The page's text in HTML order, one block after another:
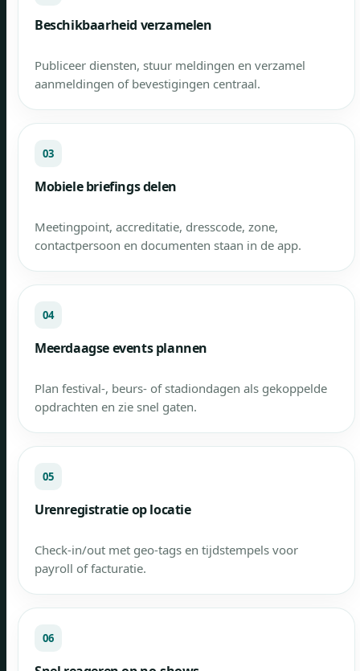
Beschikbaarheid verzamelen
Publiceer diensten, stuur meldingen en verzamel
aanmeldingen of bevestigingen centraal.
03
Mobiele briefings delen
Meetingpoint, accreditatie, dresscode, zone,
contactpersoon en documenten staan in de app.
04
Meerdaagse events plannen
Plan festival-, beurs- of stadiondagen als gekoppelde
opdrachten en zie snel gaten.
05
Urenregistratie op locatie
Check-in/out met geo-tags en tijdstempels voor
payroll of facturatie.
06